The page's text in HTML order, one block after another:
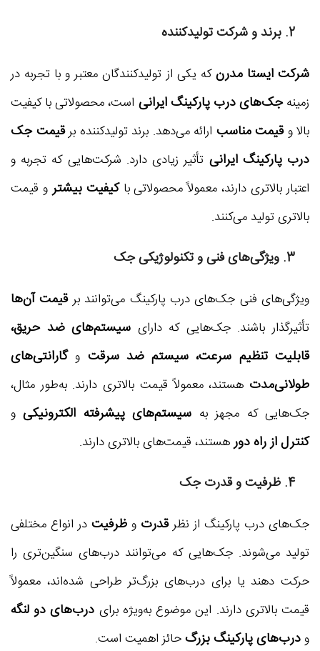
2. برند و شرکت تولیدکننده
شرکت ایستا مدرنکه یکی از تولیدکنندگان معتبر و با تجربه در
زمینهجک‌های درب پارکینگ ایرانی است، محصولاتی با کیفیت
بالا وقیمت مناسب ارائه می‌دهد. برند تولیدکننده برقیمت جک
درب پارکینگ ایرانی تأثیر زیادی دارد. شرکت‌هایی که تجربه و
اعتبار بالاتری دارند، معمولاً محصولاتی باکیفیت بیشتر و قیمت
بالاتری تولید می‌کنند.
3. ویژگی‌های فنی و تکنولوژیکی جک
ویژگی‌های فنی جک‌های درب پارکینگ می‌توانند برقیمت آن‌ها
تأثیرگذار باشند. جک‌هایی که دارای سیستم‌های ضد حریق،
قابلیت تنظیم سرعت، سیستم ضد سرقت وگارانتی‌های
طولانی‌مدت هستند، معمولاً قیمت بالاتری دارند. به‌طور مثال،
جک‌هایی که مجهز به سیستم‌های پیشرفته الکترونیکیو
کنترل از راه دورهستند، قیمت‌های بالاتری دارند.
4. ظرفیت و قدرت جک
جک‌های درب پارکینگ از نظرقدرت و ظرفیت در انواع مختلفی
تولید می‌شوند. جک‌هایی که می‌توانند درب‌های سنگین‌تری را
حرکت دهند یا برای درب‌های بزرگ‌تر طراحی شده‌اند، معمولاً
قیمت بالاتری دارند. این موضوع به‌ویژه برای درب‌های دو لنگه
و درب‌های پارکینگ بزرگحائز اهمیت است.